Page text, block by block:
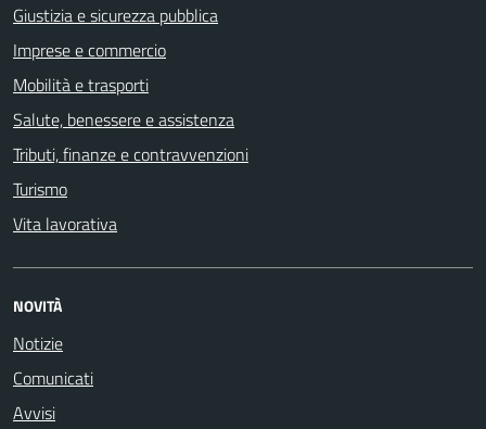
Giustizia e sicurezza pubblica
Imprese e commercio
Mobilità e trasporti
Salute, benessere e assistenza
Tributi, finanze e contravvenzioni
Turismo
Vita lavorativa
NOVITÀ
Notizie
Comunicati
Avvisi